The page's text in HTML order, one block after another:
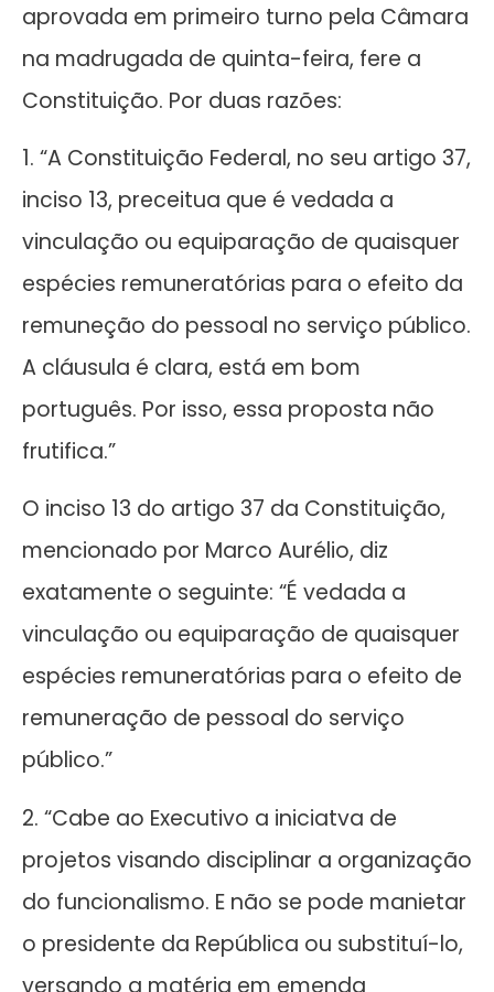
aprovada em primeiro turno pela Câmara
na madrugada de quinta-feira, fere a
Constituição. Por duas razões:
1. “A Constituição Federal, no seu artigo 37,
inciso 13, preceitua que é vedada a
vinculação ou equiparação de quaisquer
espécies remuneratórias para o efeito da
remuneção do pessoal no serviço público.
A cláusula é clara, está em bom
português. Por isso, essa proposta não
frutifica.”
O inciso 13 do artigo 37 da Constituição,
mencionado por Marco Aurélio, diz
exatamente o seguinte: “É vedada a
vinculação ou equiparação de quaisquer
espécies remuneratórias para o efeito de
remuneração de pessoal do serviço
público.”
2. “Cabe ao Executivo a iniciatva de
projetos visando disciplinar a organização
do funcionalismo. E não se pode manietar
o presidente da República ou substituí-lo,
versando a matéria em emenda